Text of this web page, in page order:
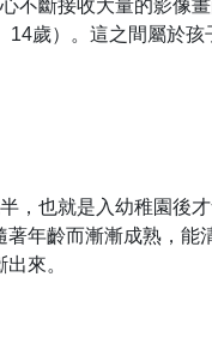
不斷接收大量的影像
14歲）。這之間屬於
，也就是入幼稚園後
年齡而漸漸成熟，
來。